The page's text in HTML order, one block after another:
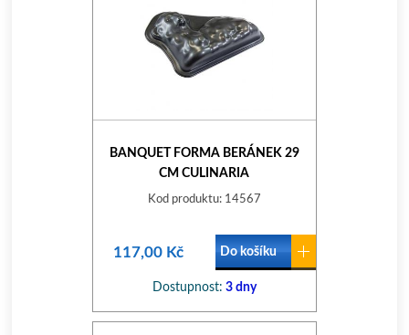
BANQUET FORMA BERÁNEK 29
CM CULINARIA
Kod produktu: 14567
117,00 Kč Do košíku
Dostupnost: 3 dny